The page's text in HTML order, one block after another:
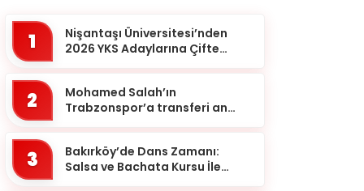
1
Nişantaşı Üniversitesi’nden
2026 YKS Adaylarına Çifte
2
Mohamed Salah’ın
Trabzonspor’a transferi an
3
Bakırköy’de Dans Zamanı:
Salsa ve Bachata Kursu İle
Aksaray
Amasya
Antalya
Artvin
Aydın